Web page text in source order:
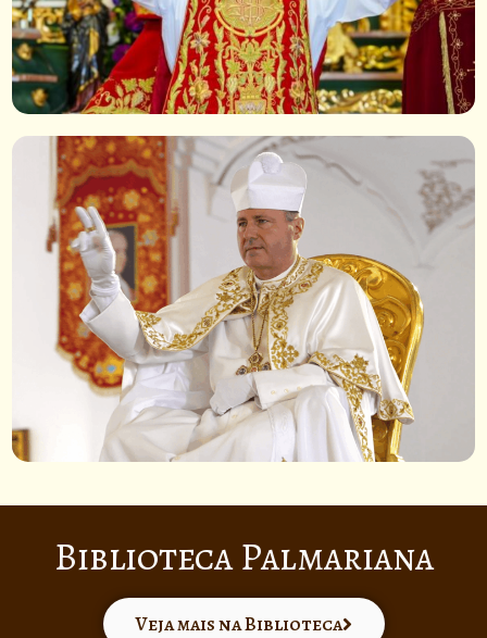
Vídeos Do Papa ›
Cartas Apostólicas ›
Biblioteca Palmariana
Veja mais na Biblioteca